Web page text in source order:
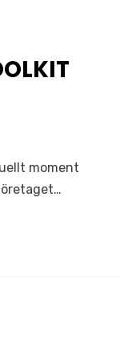
moment